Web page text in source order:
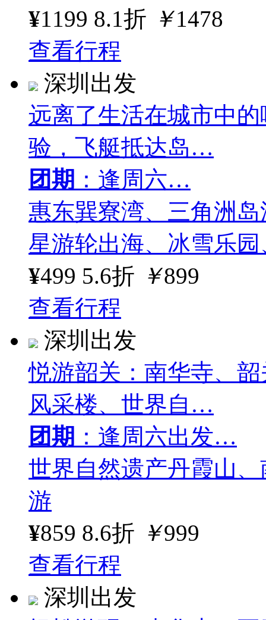
¥1199 8.1折 ￥1478
查看行程
深圳出发
远离了生活在城市中
验，飞艇抵达岛…
团期 ：逢周六…
惠东巽寮湾、三角洲
星游轮出海、冰雪乐
¥499 5.6折 ￥899
查看行程
深圳出发
悦游韶关：南华寺、
风采楼、世界自…
团期 ：逢周六出发…
世界自然遗产丹霞山
游
¥859 8.6折 ￥999
查看行程
深圳出发